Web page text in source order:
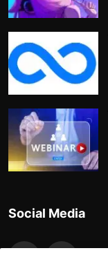
Social Media